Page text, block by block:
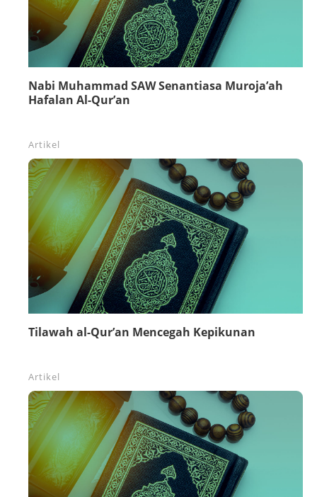
Nabi Muhammad SAW Senantiasa Muroja’ah
Hafalan Al-Qur’an
Artikel
Tilawah al-Qur’an Mencegah Kepikunan
Artikel